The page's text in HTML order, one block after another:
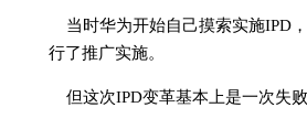
当时华为开始自己摸索实施IPD
行了推广实施。
但这次IPD变革基本上是一次失